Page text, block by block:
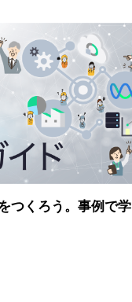
つくろう。事例で学